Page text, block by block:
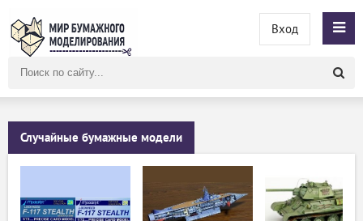
сайту
Вход
Случайные бумажные модели